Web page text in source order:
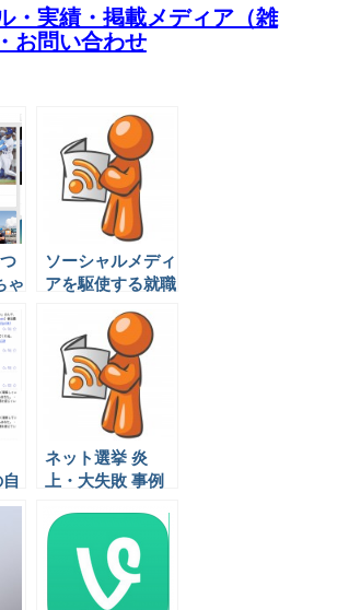
・実績・掲載メディア（雑
お問い合わせ
ゃ
ソーシャルメディ
アを駆使する就職
活動生に対応する
に
ネット選挙 炎
上・大失敗 事例